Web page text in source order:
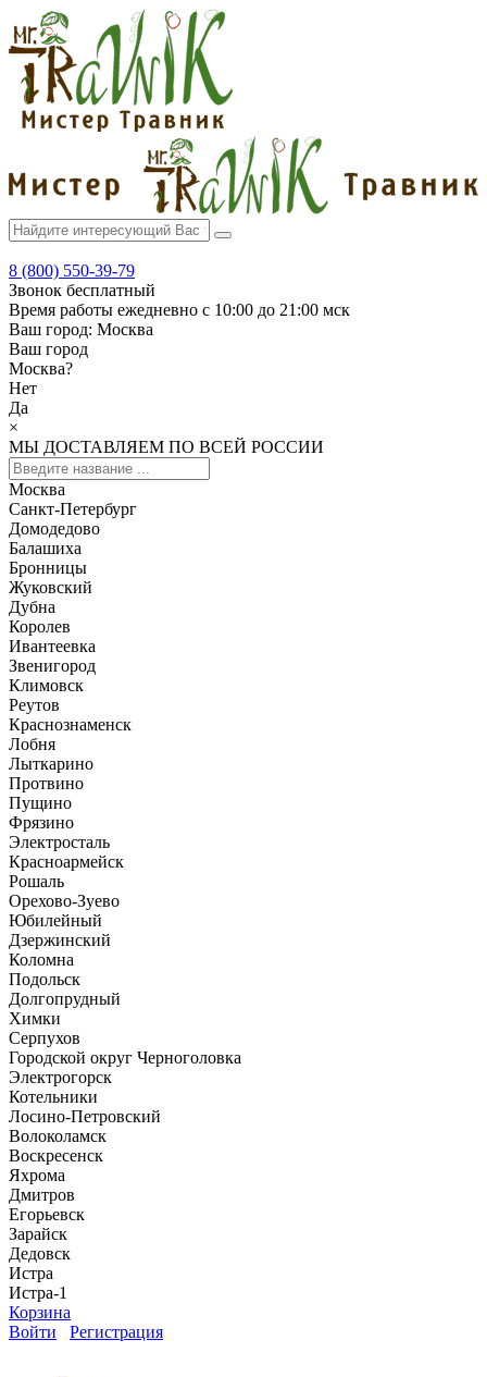
8 (800) 550-39-79
Звонок бесплатный
Время работы ежедневно с 10:00 до 21:00 мск
Ваш город: Москва
Ваш город
Москва?
Нет
Да
×
МЫ ДОСТАВЛЯЕМ ПО ВСЕЙ РОССИИ
Москва
Санкт-Петербург
Домодедово
Балашиха
Бронницы
Жуковский
Дубна
Королев
Ивантеевка
Звенигород
Климовск
Реутов
Краснознаменск
Лобня
Лыткарино
Протвино
Пущино
Фрязино
Электросталь
Красноармейск
Рошаль
Орехово-Зуево
Юбилейный
Дзержинский
Коломна
Подольск
Долгопрудный
Химки
Серпухов
Городской округ Черноголовка
Электрогорск
Котельники
Лосино-Петровский
Волоколамск
Воскресенск
Яхрома
Дмитров
Егорьевск
Зарайск
Дедовск
Истра
Истра-1
Корзина
Войти
Регистрация